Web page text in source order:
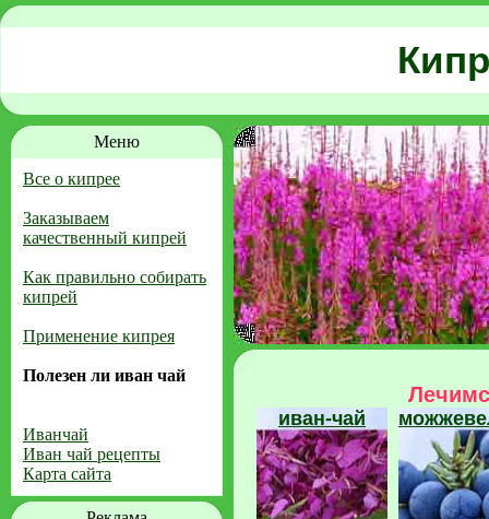
Меню
Все о кипрее
Заказываем
качественный кипрей
Как правильно собирать
кипрей
Применение кипрея
Полезен ли иван чай
Иванчай
Иван чай рецепты
Карта сайта
иван-чай